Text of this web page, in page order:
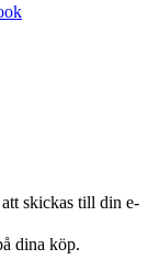
skickas till din e-
dina köp.